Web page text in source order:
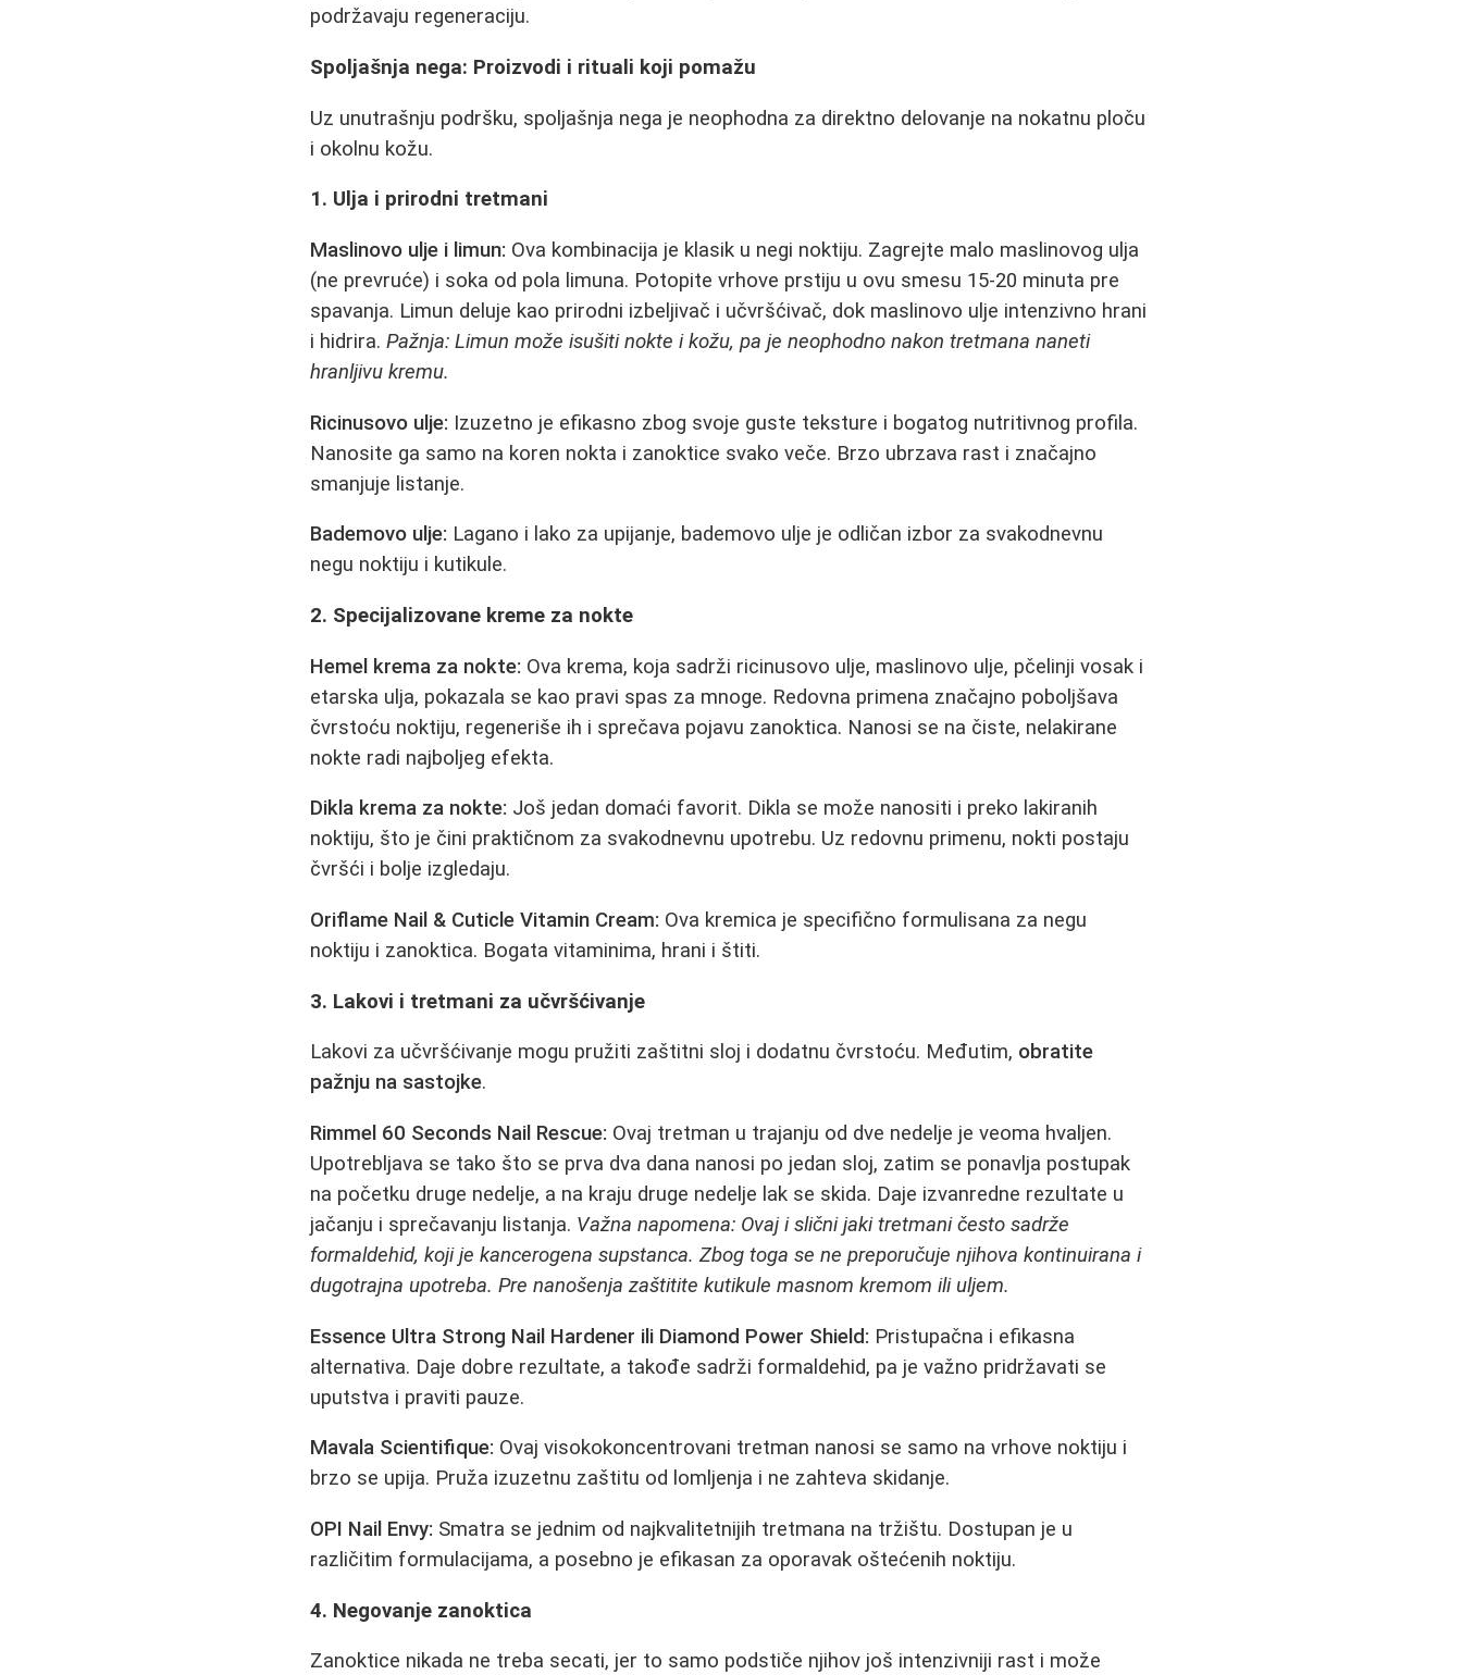
podržavaju regeneraciju.
Spoljašnja nega: Proizvodi i rituali koji pomažu
Uz unutrašnju podršku, spoljašnja nega je neophodna za direktno delovanje na nokatnu ploču
i okolnu kožu.
1. Ulja i prirodni tretmani
Maslinovo ulje i limun: Ova kombinacija je klasik u negi noktiju. Zagrejte malo maslinovog ulja
(ne prevruće) i soka od pola limuna. Potopite vrhove prstiju u ovu smesu 15-20 minuta pre
spavanja. Limun deluje kao prirodni izbeljivač i učvršćivač, dok maslinovo ulje intenzivno hrani
i hidrira.Pažnja: Limun može isušiti nokte i kožu, pa je neophodno nakon tretmana naneti
hranljivu kremu.
Ricinusovo ulje: Izuzetno je efikasno zbog svoje guste teksture i bogatog nutritivnog profila.
Nanosite ga samo na koren nokta i zanoktice svako veče. Brzo ubrzava rast i značajno
smanjuje listanje.
Bademovo ulje: Lagano i lako za upijanje, bademovo ulje je odličan izbor za svakodnevnu
negu noktiju i kutikule.
2. Specijalizovane kreme za nokte
Hemel krema za nokte: Ova krema, koja sadrži ricinusovo ulje, maslinovo ulje, pčelinji vosak i
etarska ulja, pokazala se kao pravi spas za mnoge. Redovna primena značajno poboljšava
čvrstoću noktiju, regeneriše ih i sprečava pojavu zanoktica. Nanosi se na čiste, nelakirane
nokte radi najboljeg efekta.
Dikla krema za nokte: Još jedan domaći favorit. Dikla se može nanositi i preko lakiranih
noktiju, što je čini praktičnom za svakodnevnu upotrebu. Uz redovnu primenu, nokti postaju
čvršći i bolje izgledaju.
Oriflame Nail & Cuticle Vitamin Cream: Ova kremica je specifično formulisana za negu
noktiju i zanoktica. Bogata vitaminima, hrani i štiti.
3. Lakovi i tretmani za učvršćivanje
Lakovi za učvršćivanje mogu pružiti zaštitni sloj i dodatnu čvrstoću. Međutim, obratite
pažnju na sastojke.
Rimmel 60 Seconds Nail Rescue: Ovaj tretman u trajanju od dve nedelje je veoma hvaljen.
Upotrebljava se tako što se prva dva dana nanosi po jedan sloj, zatim se ponavlja postupak
na početku druge nedelje, a na kraju druge nedelje lak se skida. Daje izvanredne rezultate u
jačanju i sprečavanju listanja. Važna napomena: Ovaj i slični jaki tretmani često sadrže
formaldehid, koji je kancerogena supstanca. Zbog toga se ne preporučuje njihova kontinuirana i
dugotrajna upotreba. Pre nanošenja zaštitite kutikule masnom kremom ili uljem.
Essence Ultra Strong Nail Hardener ili Diamond Power Shield: Pristupačna i efikasna
alternativa. Daje dobre rezultate, a takođe sadrži formaldehid, pa je važno pridržavati se
uputstva i praviti pauze.
Mavala Scientifique: Ovaj visokokoncentrovani tretman nanosi se samo na vrhove noktiju i
brzo se upija. Pruža izuzetnu zaštitu od lomljenja i ne zahteva skidanje.
OPI Nail Envy: Smatra se jednim od najkvalitetnijih tretmana na tržištu. Dostupan je u
različitim formulacijama, a posebno je efikasan za oporavak oštećenih noktiju.
4. Negovanje zanoktica
Zanoktice nikada ne treba secati, jer to samo podstiče njihov još intenzivniji rast i može